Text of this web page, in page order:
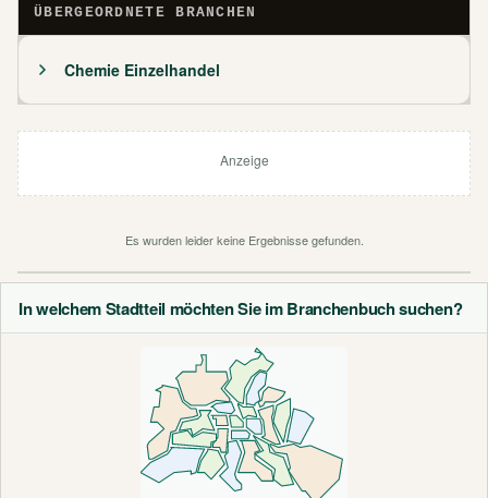
In welchem Stadtteil möchten Sie im Branchenbuch suchen?
ÜBERGEORDNETE BRANCHEN
Chemie Einzelhandel
Anzeige
Es wurden leider keine Ergebnisse gefunden.